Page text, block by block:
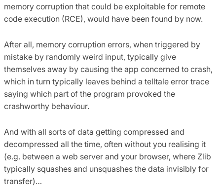
memory corruption that could be exploitable for remote
code execution (RCE), would have been found by now.
After all, memory corruption errors, when triggered by
mistake by randomly weird input, typically give
themselves away by causing the app concerned to crash,
which in turn typically leaves behind a telltale error trace
saying which part of the program provoked the
crashworthy behaviour.
And with all sorts of data getting compressed and
decompressed all the time, often without you realising it
(e.g. between a web server and your browser, where Zlib
typically squashes and unsquashes the data invisibly for
transfer)…